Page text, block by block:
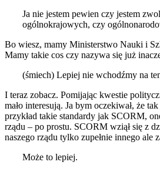
Ja nie jestem pewien czy jestem
ogólnokrajowych, czy
Bo wiesz, mamy Ministerstwo Nauki i
Mamy takie cos czy nazywa się już
(śmiech) Lepiej nie wchodźmy na
I teraz zobacz. Pomijając kwestie
mało interesują. Ja bym oczekiwał, że
przykład takie standardy jak SCORM,
rządu – po prostu. SCORM wziął się z
naszego rządu tylko zupełnie innego ale
Może to lepiej.